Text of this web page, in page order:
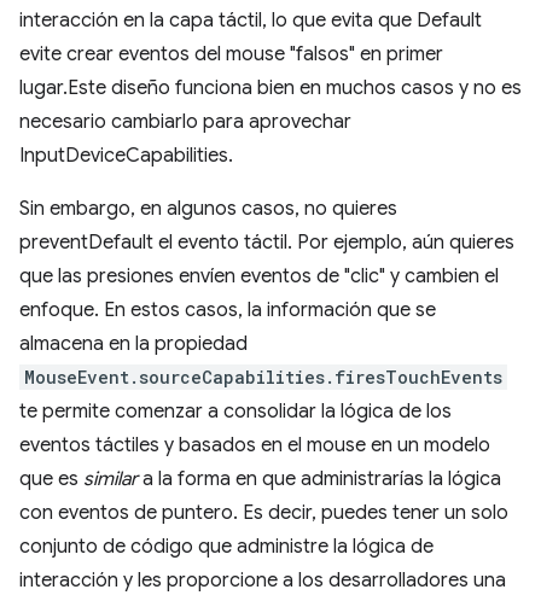
interacción en la capa táctil, lo que evita que Default
evite crear eventos del mouse "falsos" en primer
lugar.Este diseño funciona bien en muchos casos y no es
necesario cambiarlo para aprovechar
InputDeviceCapabilities.
Sin embargo, en algunos casos, no quieres
preventDefault el evento táctil. Por ejemplo, aún quieres
que las presiones envíen eventos de "clic" y cambien el
enfoque. En estos casos, la información que se
almacena en la propiedad
MouseEvent.sourceCapabilities.firesTouchEvents
te permite comenzar a consolidar la lógica de los
eventos táctiles y basados en el mouse en un modelo
que es similara la forma en que administrarías la lógica
con eventos de puntero. Es decir, puedes tener un solo
conjunto de código que administre la lógica de
interacción y les proporcione a los desarrolladores una